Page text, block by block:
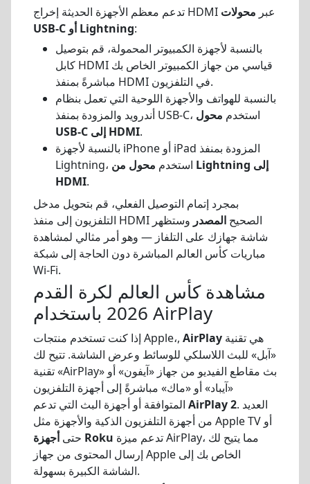
تدعم معظم الأجهزة الحديثة إخراج HDMI عبر محولات
USB-C أو Lightning:
بالنسبة لأجهزة الكمبيوتر المحمولة، قم بتوصيل
كابل HDMI قياسي من جهاز الكمبيوتر الخاص بك
مباشرةً بمنفذ HDMI في التلفزيون.
بالنسبة للهواتف والأجهزة اللوحية التي تعمل بنظام
أندرويد والمزودة بمنفذ USB-C، استخدم محول
USB-C إلى HDMI.
بالنسبة لأجهزة iPhone أو iPad المزودة بمنفذ
Lightning، استخدم محول من Lightning إلى
HDMI.
بمجرد إتمام التوصيل الفعلي، قم بتحويل مدخل
التلفزيون إلى منفذ HDMI الصحيح المصدر وستظهر
شاشة جهازك على التلفاز — وهو أمر مثالي لمشاهدة
مباريات كأس العالم المباشرة دون الحاجة إلى شبكة
Wi-Fi.
مشاهدة كأس العالم لكرة القدم
2026 باستخدام AirPlay
إذا كنت تستخدم منتجات Apple،, AirPlay
«آبل» للبث اللاسلكي للوسائط وعرض الشاشة. تتيح لك
تقنية «AirPlay» بث مقاطع الفيديو من جهاز «آيفون» أو
«آيباد» أو «ماك» مباشرةً إلى أجهزة التلفزيون
AirPlay 2. العديد
من أجهزة التلفزيون الذكية والأجهزة مثل Apple TV أو
حتى أجهزة Roku
إرسال المحتوى من جهاز Apple الخاص بك إلى
الشاشة الكبيرة بسهولة.